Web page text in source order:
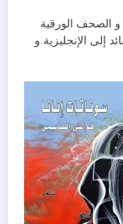
و الصحف الورقية
إلى الإنجليزية و